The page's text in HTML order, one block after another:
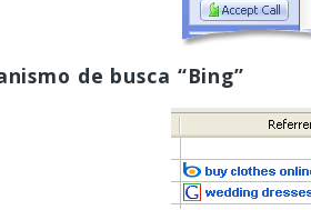
de busca “Bing”